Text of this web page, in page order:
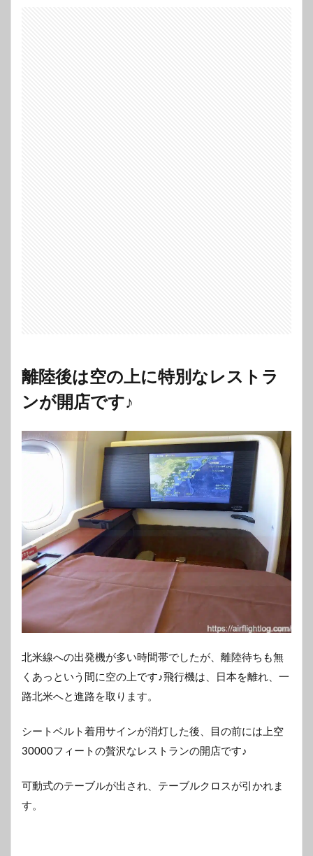
離陸後は空の上に特別なレストラ
ンが開店です♪
北米線への出発機が多い時間帯でしたが、離陸待ちも無
くあっという間に空の上です♪飛行機は、日本を離れ、一
路北米へと進路を取ります。
シートベルト着用サインが消灯した後、目の前には上空
30000フィートの贅沢なレストランの開店です♪
可動式のテーブルが出され、テーブルクロスが引かれま
す。